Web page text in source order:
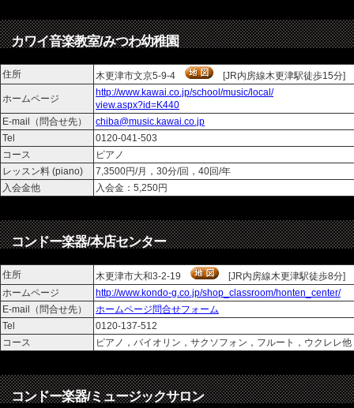
カワイ音楽教室/みつわ幼稚園
住所 木更津市文京5-9-4 [JR内房線木更津駅徒歩15分]
ホームページ
http://www.kawai.co.jp/school/music/local/
view.aspx?id=K440
E-mail（問合せ先）
chiba@music.kawai.co.jp
Tel
0120-041-503
コース
ピアノ
レッスン料 (piano)
7,3500円/月，30分/回，40回/年
入会金他
入会金：5,250円
コンドー楽器/本店センター
住所 木更津市大和3-2-19
[JR内房線木更津駅徒歩8分]
ホームページ
http://www.kondo-g.co.jp/shop_classroom/honten_center/
E-mail（問合せ先）
ホームページ問合せフォーム
Tel
0120-137-512
コース
ピアノ，バイオリン，サクソフォン，フルート，ウクレレ
コンドー楽器/ミュージックサロン